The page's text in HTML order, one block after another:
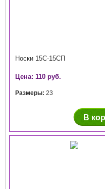
Носки 15С-15СП
Цена: 110 руб.
Размеры: 23
В